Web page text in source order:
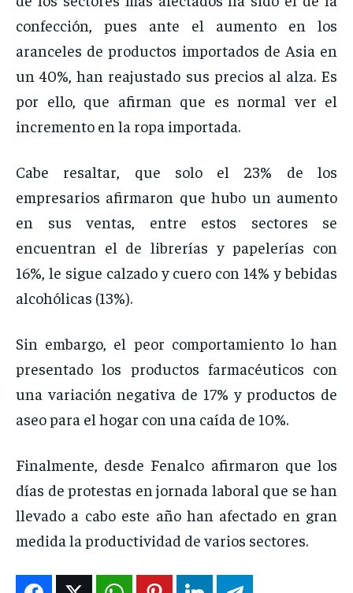
confección, pues ante el aumento en los
aranceles de productos importados de Asia en
un 40%, han reajustado sus precios al alza. Es
por ello, que afirman que es normal ver el
incremento en la ropa importada.
Cabe resaltar, que solo el 23% de los
empresarios afirmaron que hubo un aumento
en sus ventas, entre estos sectores se
encuentran el de librerías y papelerías con
16%, le sigue calzado y cuero con 14% y bebidas
alcohólicas (13%).
Sin embargo, el peor comportamiento lo han
presentado los productos farmacéuticos con
una variación negativa de 17% y productos de
aseo para el hogar con una caída de 10%.
Finalmente, desde Fenalco afirmaron que los
días de protestas en jornada laboral que se han
llevado a cabo este año han afectado en gran
medida la productividad de varios sectores.